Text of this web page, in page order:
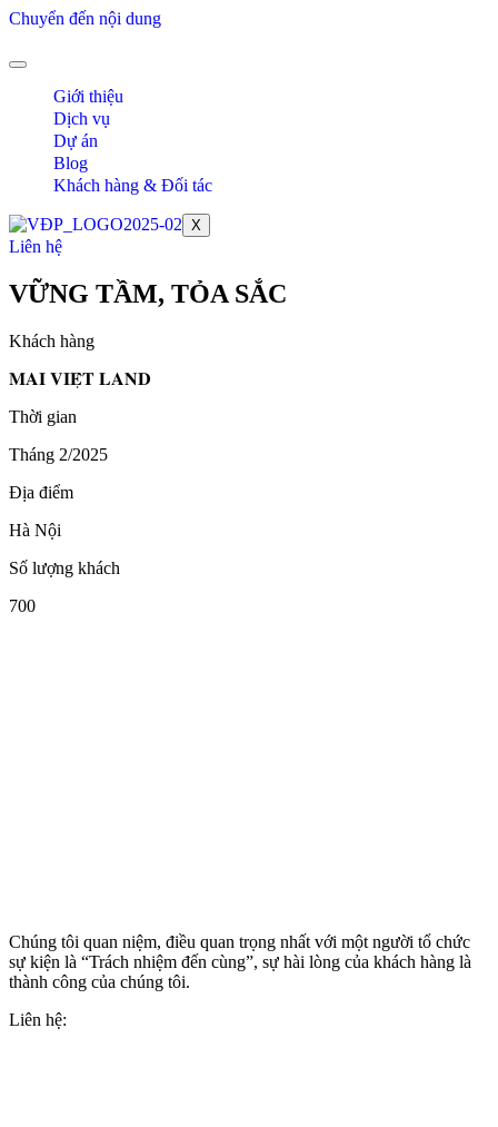
Chuyển đến nội dung
Giới thiệu
Dịch vụ
Dự án
Blog
Khách hàng & Đối tác
X
Liên hệ
VỮNG TẦM, TỎA SẮC
Khách hàng
𝐌𝐀𝐈 𝐕𝐈𝐄̣̂𝐓 𝐋𝐀𝐍𝐃
Thời gian
Tháng 2/2025
Địa điểm
Hà Nội
Số lượng khách
700
Chúng tôi quan niệm, điều quan trọng nhất với một người tổ chức
sự kiện là “Trách nhiệm đến cùng”, sự hài lòng của khách hàng là
thành công của chúng tôi.
Liên hệ: